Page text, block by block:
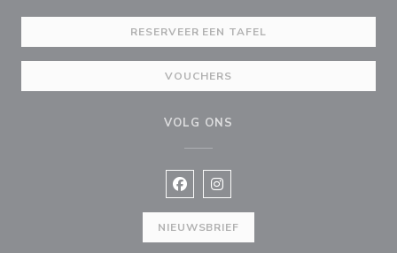
RESERVEER EEN TAFEL
VOUCHERS
VOLG ONS
Facebook ((opent in een nieuw
Instagram ((opent in een
NIEUWSBRIEF